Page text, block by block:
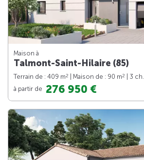
Maison à
Talmont-Saint-Hilaire (85)
Terrain de : 409 m2 | Maison de : 90 m2
| 3 ch.
à partir de 276 950 €